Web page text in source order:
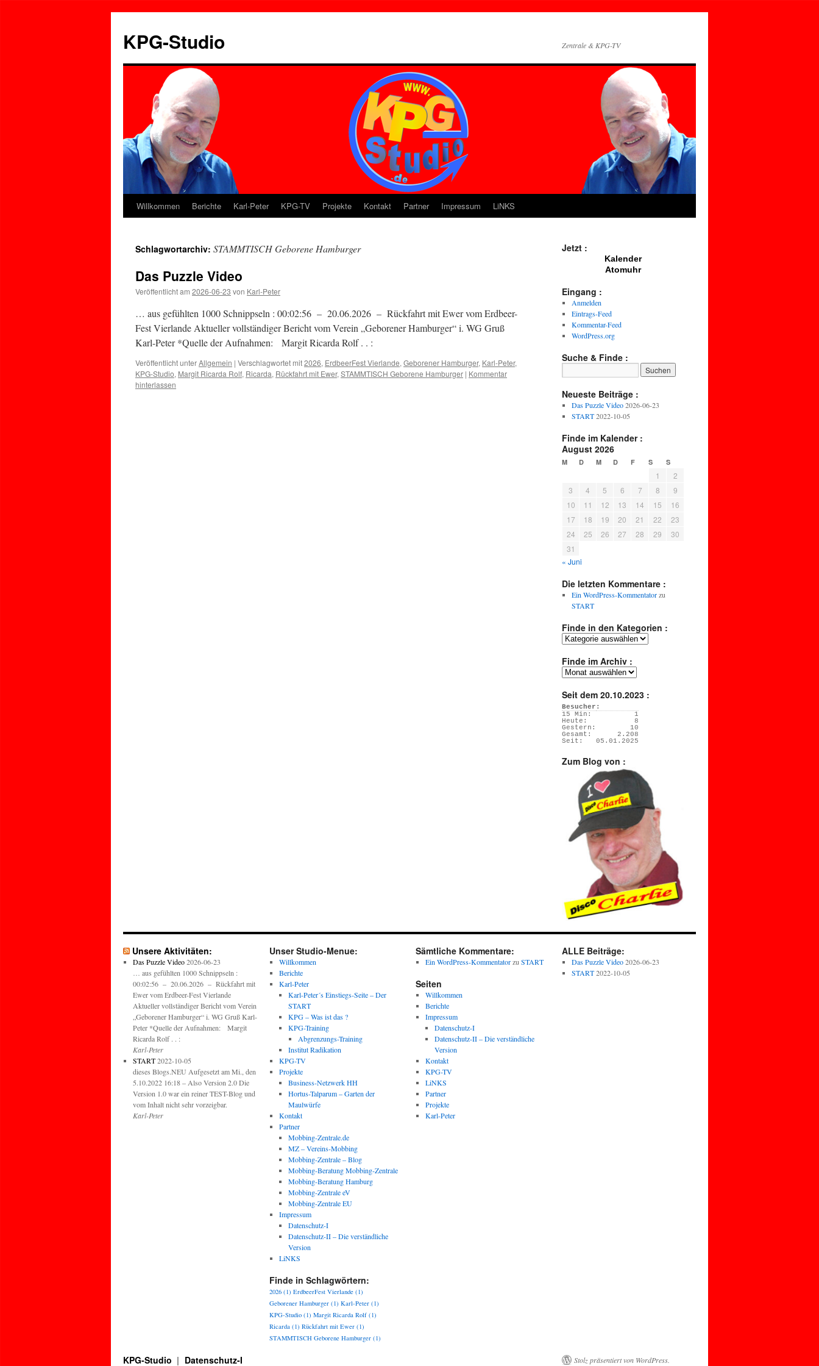
springen
KPG-Studio Zentrale & KPG-TV
Willkommen Berichte Karl-Peter KPG-TV Projekte Kontakt Partner Impressum LiNKS
Schlagwortarchiv: STAMMTISCH Geborene Hamburger
Das Puzzle Video
Veröffentlicht am 2026-06-23 von Karl-Peter
… aus gefühlten 1000 Schnippseln : 00:02:56 – 20.06.2026 – Rückfahrt mit Ewer vom Erdbeer-
Fest Vierlande Aktueller vollständiger Bericht vom Verein „Geborener Hamburger“ i. WG Gruß
Karl-Peter *Quelle der Aufnahmen: Margit Ricarda Rolf . . :
Veröffentlicht unterAllgemein | Verschlagwortet mit2026, ErdbeerFest Vierlande, Geborener Hamburger, Karl-Peter,
KPG-Studio, Margit Ricarda Rolf, Ricarda, Rückfahrt mit Ewer, STAMMTISCH Geborene Hamburger | Kommentar
hinterlassen
Jetzt :
Kalender
Atomuhr
Eingang :
Anmelden
Eintrags-Feed
Kommentar-Feed
WordPress.org
Suche & Finde :
Neueste Beiträge :
Das Puzzle Video 2026-06-23
START 2022-10-05
Finde im Kalender :
August 2026
M D M D F S S
1
2
3
4 5 6 7 8
9
10
11 12 13 14 15
16
17
18 19 20 21 22
23
24
25 26 27 28 29
30
31
« Juni
Die letzten Kommentare :
Ein WordPress-Kommentatorzu
START
Finde in den Kategorien :
Finde
den
Kategorien
Finde im Archiv :
Finde
Archiv
:
Seit dem 20.10.2023 :
Besucher:
15 Min:
1
Heute:
8
Gestern:
10
Gesamt:
2.208
Seit:
05.01.2025
Zum Blog von :
Unsere Aktivitäten:
Das Puzzle Video 2026-06-23
… aus gefühlten 1000 Schnippseln :
00:02:56 – 20.06.2026 – Rückfahrt mit
Ewer vom Erdbeer-Fest Vierlande
Aktueller vollständiger Bericht vom Verein
„Geborener Hamburger“ i. WG Gruß Karl-
Peter *Quelle der Aufnahmen: Margit
Ricarda Rolf . . :
Karl-Peter
START 2022-10-05
dieses Blogs.NEU Aufgesetzt am Mi., den
5.10.2022 16:18 – Also Version 2.0 Die
Version 1.0 war ein reiner TEST-Blog und
vom Inhalt nicht sehr vorzeigbar.
Karl-Peter
Unser Studio-Menue:
Willkommen
Berichte
Karl-Peter
Karl-Peter´s Einstiegs-Seite – Der
START
KPG – Was ist das ?
KPG-Training
Abgrenzungs-Training
Institut Radikation
KPG-TV
Projekte
Business-Netzwerk HH
Hortus-Talparum – Garten der
Maulwürfe
Kontakt
Partner
Mobbing-Zentrale.de
MZ – Vereins-Mobbing
Mobbing-Zentrale – Blog
Mobbing-Beratung Mobbing-Zentrale
Mobbing-Beratung Hamburg
Mobbing-Zentrale eV
Mobbing-Zentrale EU
Impressum
Datenschutz-I
Datenschutz-II – Die verständliche
Version
LiNKS
Finde in Schlagwörtern:
2026 (1) ErdbeerFest Vierlande (1)
Geborener Hamburger (1) Karl-Peter (1)
KPG-Studio (1) Margit Ricarda Rolf (1)
Ricarda (1) Rückfahrt mit Ewer (1)
STAMMTISCH Geborene Hamburger (1)
Sämtliche Kommentare:
Ein WordPress-Kommentatorzu START
Seiten
Willkommen
Berichte
Impressum
Datenschutz-I
Datenschutz-II – Die verständliche
Version
Kontakt
KPG-TV
LiNKS
Partner
Projekte
Karl-Peter
ALLE Beiträge:
Das Puzzle Video 2026-06-23
START 2022-10-05
KPG-Studio Datenschutz-I Stolz präsentiert von WordPress.